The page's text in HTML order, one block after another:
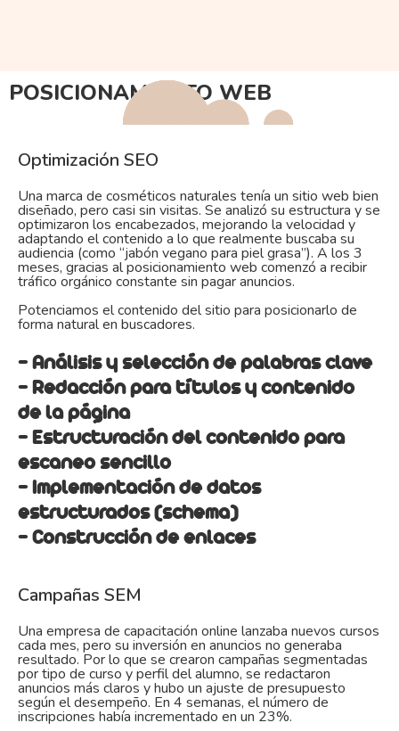
POSICIONAMIENTO WEB
Optimización SEO
Una marca de cosméticos naturales tenía un sitio web bien
diseñado, pero casi sin visitas. Se analizó su estructura y se
optimizaron los encabezados, mejorando la velocidad y
adaptando el contenido a lo que realmente buscaba su
audiencia (como “jabón vegano para piel grasa”). A los 3
meses, gracias al posicionamiento web comenzó a recibir
tráfico orgánico constante sin pagar anuncios.
Potenciamos el contenido del sitio para posicionarlo de
forma natural en buscadores.
- Análisis y selección de palabras clave
- Redacción para títulos y contenido
de la página
- Estructuración del contenido para
escaneo sencillo
- Implementación de datos
estructurados (schema)
- Construcción de enlaces
Campañas SEM
Una empresa de capacitación online lanzaba nuevos cursos
cada mes, pero su inversión en anuncios no generaba
resultado. Por lo que se crearon campañas segmentadas
por tipo de curso y perfil del alumno, se redactaron
anuncios más claros y hubo un ajuste de presupuesto
según el desempeño. En 4 semanas, el número de
inscripciones había incrementado en un 23%.